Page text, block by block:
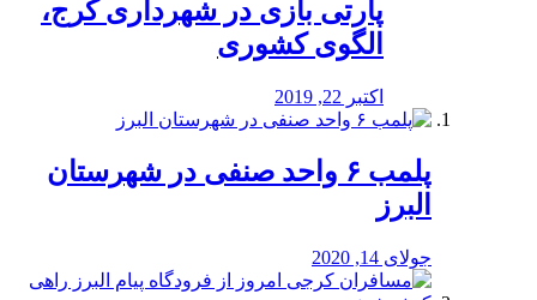
پارتی بازی در شهرداری کرج،
الگوی کشوری
اکتبر 22, 2019
پلمب ۶ واحد صنفی در شهرستان
البرز
جولای 14, 2020